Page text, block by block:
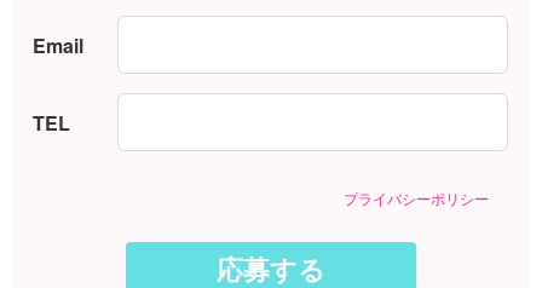
Email
TEL
プライバシーポリシー